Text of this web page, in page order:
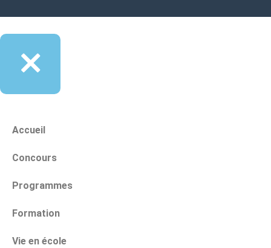
Accueil
Concours
Programmes
Formation
Vie en école